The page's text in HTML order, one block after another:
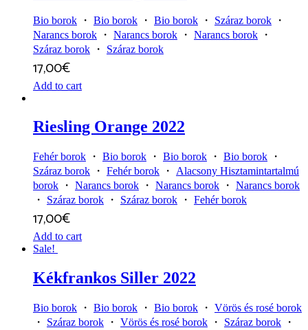
Bio borok ・ Bio borok ・ Bio borok ・ Száraz borok ・
Narancs borok ・ Narancs borok ・ Narancs borok ・
Száraz borok ・ Száraz borok
17,00€
Add to cart
Riesling Orange 2022
Fehér borok ・ Bio borok ・ Bio borok ・ Bio borok ・
Száraz borok ・ Fehér borok ・ Alacsony Hisztamintartalmú
borok ・ Narancs borok ・ Narancs borok ・ Narancs borok
・ Száraz borok ・ Száraz borok ・ Fehér borok
17,00€
Add to cart
Sale!
Kékfrankos Siller 2022
Bio borok ・ Bio borok ・ Bio borok ・ Vörös és rosé borok
・ Száraz borok ・ Vörös és rosé borok ・ Száraz borok ・